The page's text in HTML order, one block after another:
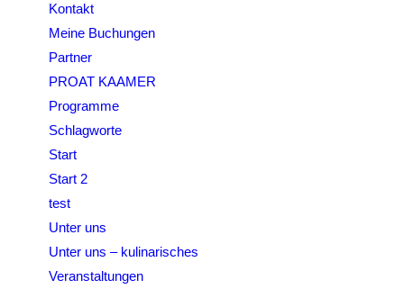
Kontakt
Meine Buchungen
Partner
PROAT KAAMER
Programme
Schlagworte
Start
Start 2
test
Unter uns
Unter uns – kulinarisches
Veranstaltungen